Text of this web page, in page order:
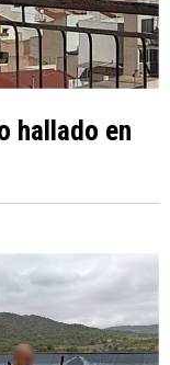
hallado en